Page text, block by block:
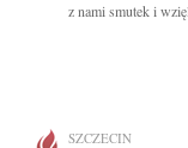
z nami smutek i
SZCZECIN